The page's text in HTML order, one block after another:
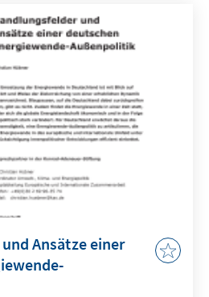
out to Brazil. The paper
be unlikely to
a genuine partnership
foreign policy-
order different from
stands.
Ansätze einer